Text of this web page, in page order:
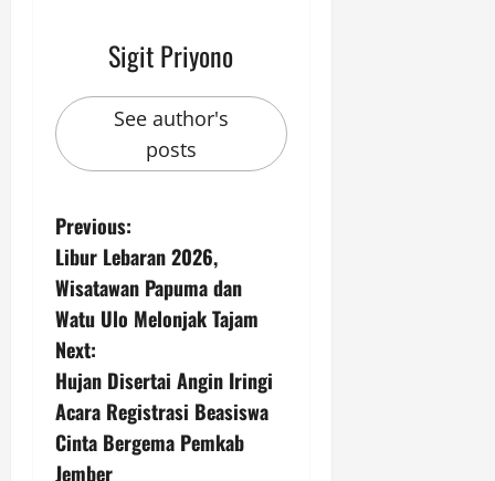
Sigit Priyono
See author's
posts
P
o
s
t
n
a
Previous:
Libur Lebaran 2026,
Wisatawan Papuma dan
Watu Ulo Melonjak Tajam
Next:
Hujan Disertai Angin Iringi
Acara Registrasi Beasiswa
Cinta Bergema Pemkab
Jember